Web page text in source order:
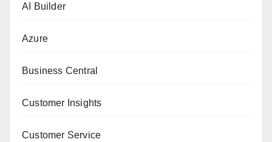
AI Builder
Azure
Business Central
Customer Insights
Customer Service